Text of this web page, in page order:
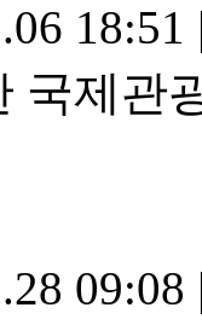
18:51
국제관
09:08